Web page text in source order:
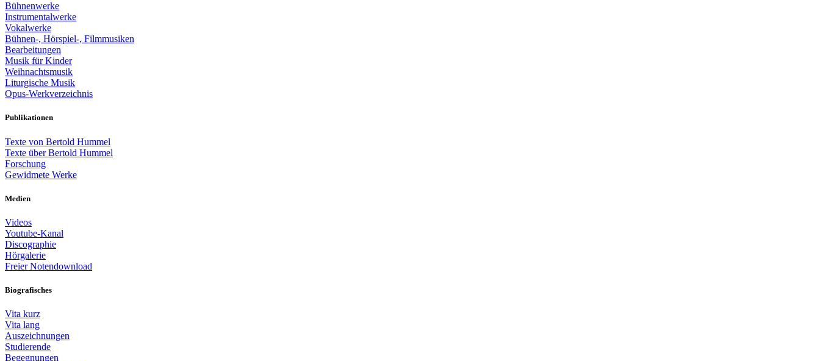
Bühnenwerke
Instrumentalwerke
Vokalwerke
Bühnen-, Hörspiel-, Filmmusiken
Bearbeitungen
Musik für Kinder
Weihnachtsmusik
Liturgische Musik
Opus-Werkverzeichnis
Publikationen
Texte von Bertold Hummel
Texte über Bertold Hummel
Forschung
Gewidmete Werke
Medien
Videos
Youtube-Kanal
Discographie
Hörgalerie
Freier Notendownload
Biografisches
Vita kurz
Vita lang
Auszeichnungen
Studierende
Begegnungen